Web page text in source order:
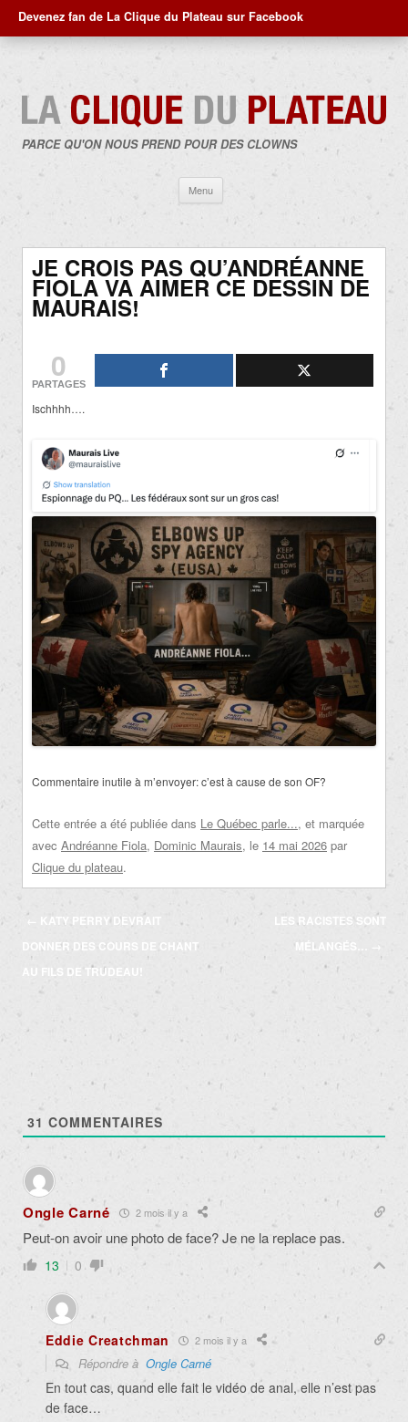
Devenez fan de La Clique du Plateau sur Facebook
PARCE QU'ON NOUS PREND POUR DES CLOWNS
Menu
contenu
JE CROIS PAS QU’ANDRÉANNE
FIOLA VA AIMER CE DESSIN DE
MAURAIS!
0
PARTAGES
Ischhhh….
Commentaire inutile à m’envoyer: c’est à cause de son OF?
Cette entrée a été publiée dans Le Québec parle..., et marquée
avec Andréanne Fiola, Dominic Maurais, le 14 mai 2026 par
Clique du plateau.
Navigation
des
articles
←
KATY PERRY DEVRAIT
DONNER DES COURS DE CHANT
AU FILS DE TRUDEAU!
LES RACISTES SONT
MÉLANGÉS…
→
31 COMMENTAIRES
Ongle Carné 2 mois il y a
Peut-on avoir une photo de face? Je ne la replace pas.
13 0
Eddie Creatchman 2 mois il y a
Répondre à Ongle Carné
En tout cas, quand elle fait le vidéo de anal, elle n’est pas
de face…